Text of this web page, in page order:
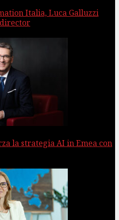
Italia, Luca Galluzzi
la strategia AI in Emea con